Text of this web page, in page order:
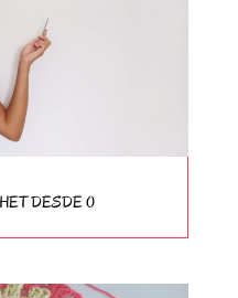
DESDE 0